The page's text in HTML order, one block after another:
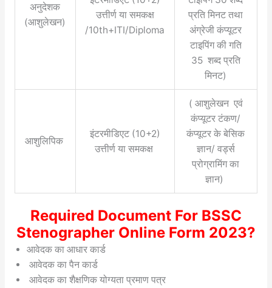
अनुदेशक
(आशुलेखन)
उत्तीर्ण या समकक्ष
/10th+ITI/Diploma
प्रति मिनट तथा
अंग्रेजी कंप्यूटर
टाइपिंग की गति
35 शब्द प्रति
मिनट)
आशुलिपिक
इंटरमीडिएट (10+2)
उत्तीर्ण या समकक्ष
( आशुलेखन एवं
कंप्यूटर टंकण/
कंप्यूटर के बेसिक
ज्ञान/ वर्ड्स
प्रोग्रामिंग का
ज्ञान)
Required Document For BSSC
Stenographer Online Form 2023?
आवेदक का आधार कार्ड
आवेदक का पैन कार्ड
आवेदक का शैक्षणिक योग्यता प्रमाण पत्र